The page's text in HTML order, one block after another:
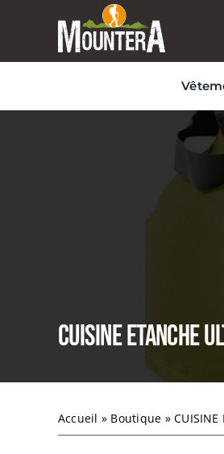
CUISINE ETANCHE
Accueil » Boutique »CUISINE